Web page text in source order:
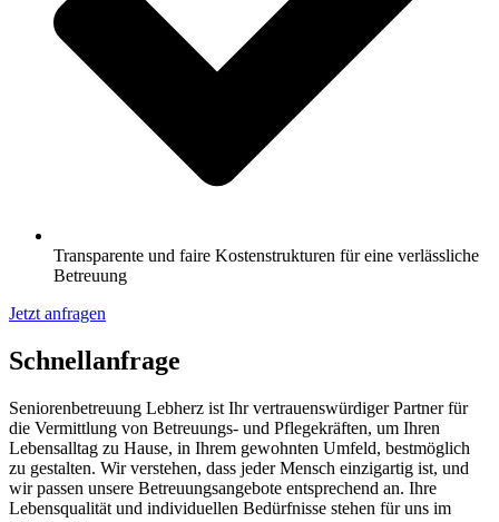
Transparente und faire Kostenstrukturen für eine verlässliche
Betreuung
Jetzt anfragen
Schnell­anfrage
Seniorenbetreuung Lebherz ist Ihr vertrauenswürdiger Partner für
die Vermittlung von Betreuungs- und Pflegekräften, um Ihren
Lebensalltag zu Hause, in Ihrem gewohnten Umfeld, bestmöglich
zu gestalten. Wir verstehen, dass jeder Mensch einzigartig ist, und
wir passen unsere Betreuungsangebote entsprechend an. Ihre
Lebensqualität und individuellen Bedürfnisse stehen für uns im